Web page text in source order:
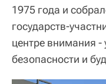
1975 года и
государств-
центре внимания -
безопасности и